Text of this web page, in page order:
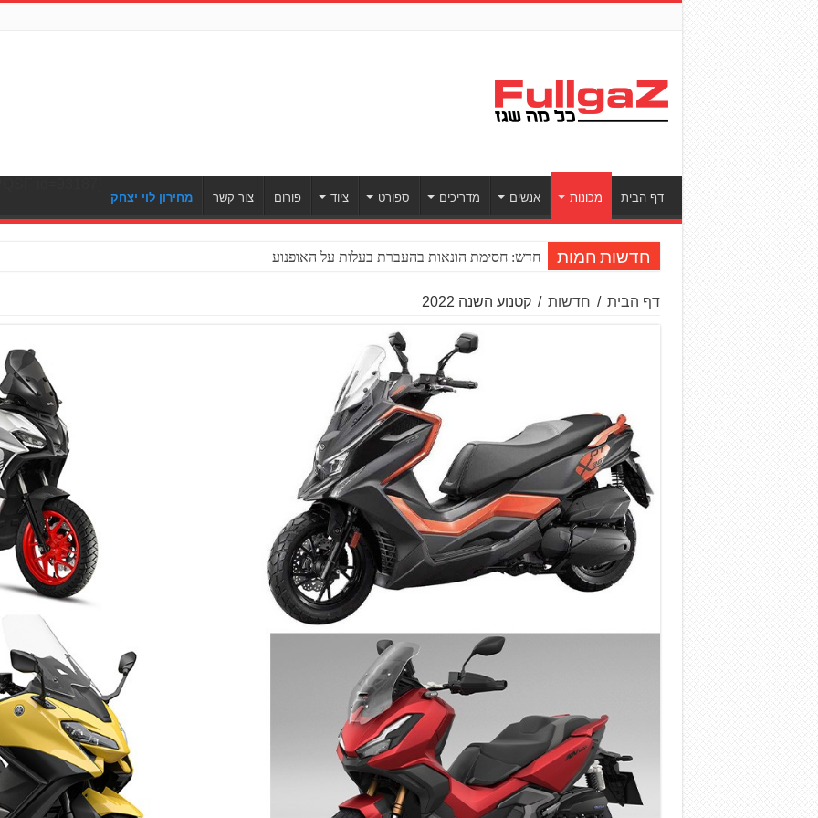
דף הבית מכונות אנשים מדריכים ספורט ציוד פורום צור קשר מחירון לוי יצחק
חדשות חמות חדש: חסימת הונאות בהעברת בעלות על האופנוע
דף הבית / חדשות / קטנוע השנה 2022